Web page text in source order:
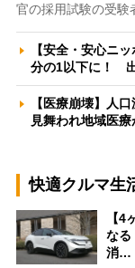
官の採用試験の受験
【安全・安心ニ
分の1以下に！
【医療崩壊】人
見舞われ地域医
快適クルマ生
【4
なる
消…